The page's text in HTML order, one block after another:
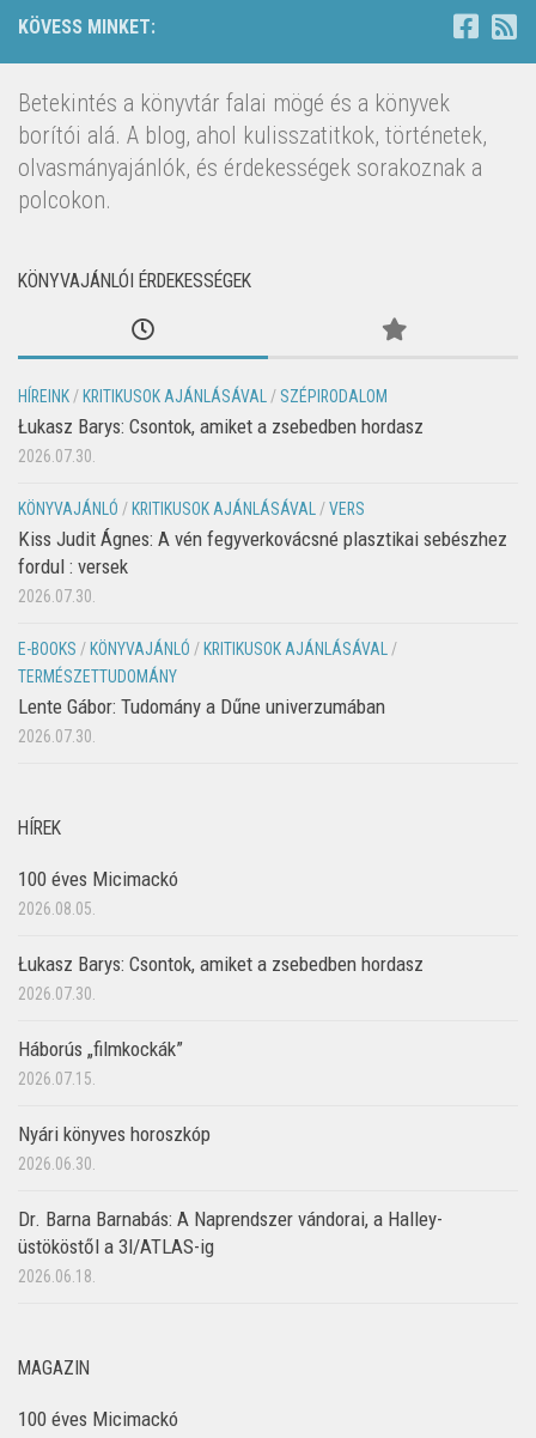
KÖVESS MINKET:
Betekintés a könyvtár falai mögé és a könyvek
borítói alá. A blog, ahol kulisszatitkok, történetek,
olvasmányajánlók, és érdekességek sorakoznak a
polcokon.
KÖNYVAJÁNLÓI ÉRDEKESSÉGEK
HÍREINK/ KRITIKUSOK AJÁNLÁSÁVAL/ SZÉPIRODALOM
Łukasz Barys: Csontok, amiket a zsebedben hordasz
2026.07.30.
KÖNYVAJÁNLÓ / KRITIKUSOK AJÁNLÁSÁVAL/VERS
Kiss Judit Ágnes: A vén fegyverkovácsné plasztikai sebészhez
fordul : versek
2026.07.30.
E-BOOKS / KÖNYVAJÁNLÓ / KRITIKUSOK AJÁNLÁSÁVAL/
TERMÉSZETTUDOMÁNY
Lente Gábor: Tudomány a Dűne univerzumában
2026.07.30.
HÍREK
100 éves Micimackó
2026.08.05.
Łukasz Barys: Csontok, amiket a zsebedben hordasz
2026.07.30.
Háborús „filmkockák”
2026.07.15.
Nyári könyves horoszkóp
2026.06.30.
Dr. Barna Barnabás: A Naprendszer vándorai, a Halley-
üstököstől a 3I/ATLAS-ig
2026.06.18.
MAGAZIN
100 éves Micimackó